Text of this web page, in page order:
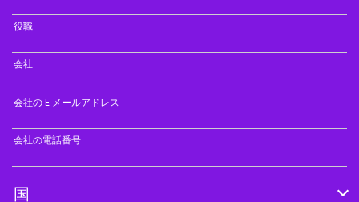
役職
会社
会社の E メールアドレス
会社の電話番号